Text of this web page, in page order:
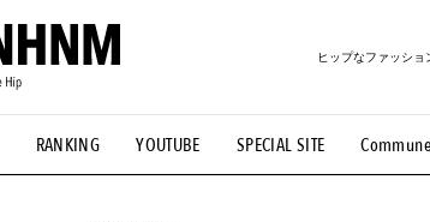
RANKING YOUTUBE SPECIAL SITE
ヒップなファッシ
#マイナーグッド図鑑 #路地裏てぃーん。
#FASHION #MUSIC #MOVIE #LIFESTYLE